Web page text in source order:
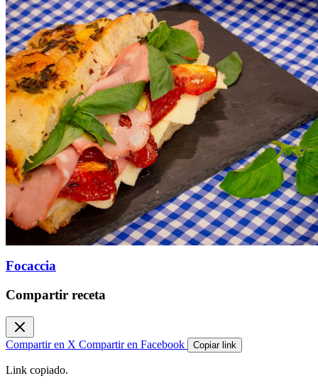
Focaccia
Compartir receta
Compartir en X Compartir en Facebook Copiar link
Link copiado.